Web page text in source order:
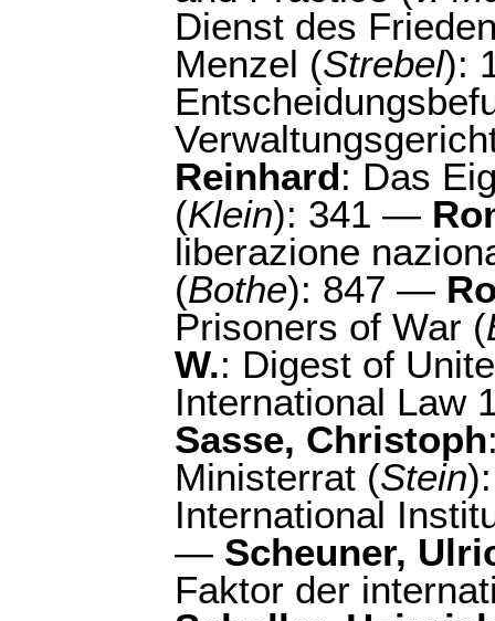
Dienst des
Menzel (Strebel):
Reinhard: Das
(Klein): 341 —
liberazione
(Bothe): 847 —
Prisoners of War (
W.: Digest of
International Law
Sasse, Christoph
Ministerrat (Stein
International
— Scheuner,
Faktor der